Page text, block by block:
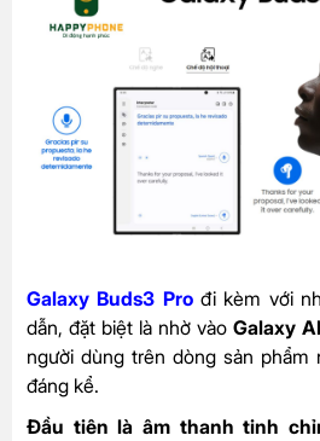
Galaxy Buds3 Prođi kèm với
dẫn, đặt biệt là nhờ vào Galaxy
người dùng trên dòng sản phẩm
đáng kể.
Đầu tiên là âm thanh tinh